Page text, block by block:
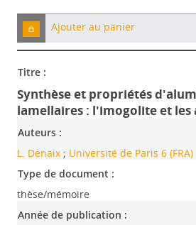
Ajouter au panier
Titre :
Synthèse et propriétés
lamellaires : l'imogolite et les
Auteurs :
L. Denaix ; Université de Paris 6 (FRA)
Type de document :
thèse/mémoire
Année de publication :